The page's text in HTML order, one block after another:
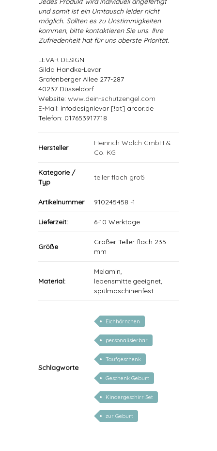
und somit ist ein Umtausch leider nicht
möglich. Sollten es zu Unstimmigkeiten
kommen, bitte kontaktieren Sie uns. Ihre
Zufriedenheit hat für uns oberste Priorität.
LEVAR DESIGN
Gilda Handke-Levar
Grafenberger Allee 277-287
40237 Düsseldorf
Website: www.dein-schutzengel.com
E-Mail: infodesignlevar [!at] arcor.de
Telefon: 017653917718
Hersteller
Heinrich Walch GmbH &
Co. KG
Kategorie /
Typ
teller flach groß
Artikelnummer 910245458 -1
Lieferzeit: 6-10 Werktage
Größe
Großer Teller flach 235
mm
Material:
Melamin,
lebensmittelgeeignet,
spülmaschinenfest
Schlagworte
Eichhörnchen
personalisierbar
Taufgeschenk
Geschenk Geburt
Kindergeschirr Set
zur Geburt